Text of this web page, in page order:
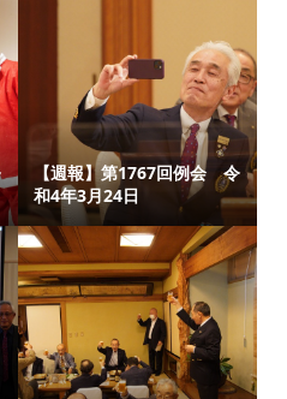
【週報】第1767回例会 令
和4年3月24日